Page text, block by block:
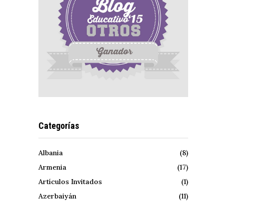
Categorías
Albania
(8)
Armenia
(17)
Artículos Invitados
(1)
Azerbaiyán
(11)